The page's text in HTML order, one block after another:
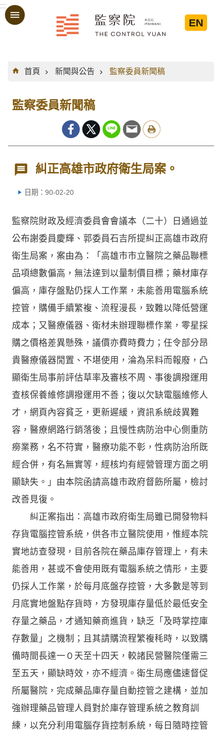
跳到主要內容區塊
:::
EN
:::
首頁
新聞與公告 監察委員新聞稿
監察委員新聞稿
糾正高雄市政府衛生局案。
日期：90-02-20
監察院財政及經濟委員會會議本（二十）日通過並
公布謝委員慶輝、郭委員石吉所提糾正高雄市政府
衛生局案，案由為：「高雄市市立醫院之藥品聯標
品項總數偏高，無法達到以量制價目標；藥材庫存
偏高，庫存盤點仍採人工作業，未能善用電腦系統
控管，購備手續繁複、流程漫長，致難以降低營運
成本；又醫療儀器、衛材未辦理聯標作業，零星採
購之價格差異懸殊，議價亦費時費力；任令部分昂
貴醫療儀器閒置、不堪使用，淪為呆料而報廢，凸
顯衛生局事前評估草率及審核不周、事後調撥運用
查核保養維修調撥運用不善；復以欠缺電腦維修人
才，網頁內容貧乏，更新遲緩，資訊系統歧異難
容，醫療網路行銷落後；且慢性病防治中心側重防
癆業務，名不符實，醫療功能不彰，性病防治所既
經合併，有名無實等，經核均有經營管理方面之明
顯缺失。」由本院函請高雄市政府督飭所屬，檢討
改善見復。
糾正案指出：高雄市政府衛生局雖已開發物料
存貨電腦控管系統，供各市立醫院使用，惟經本院
實地訪查發現，目前各院在藥品庫存管理上，有未
能善用，甚或不會使用既有電腦系統之情形，主要
仍採人工作業，於每月底盤存控管，大多數是等到
月底實地盤點存貨時，方發現庫存量低於最低安全
存量之藥品，才通知藥商進貨，缺乏「及時掌控庫
存數量」之機制；且其請購流程繁複秏時，以致購
備時間長達一０天至十四天，較諸民營醫院僅需三
至五天，顯缺時效，亦不經濟。衛生局應儘速督促
所屬醫院，完成藥品庫存量自動控管之建構，並加
強辦理藥品管理人員對於庫存管理系統之教育訓
練，以充分利用電腦存貨控制系統，每日隨時控管